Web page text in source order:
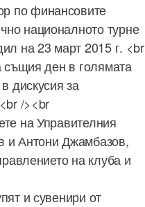
по финансовите
националното турне
на 23 март 2015 г. <br
същия ден в голямата
дискусия за
/><br
на Управителния
и Антони Джамбазов,
на клуба и
и сувенири от